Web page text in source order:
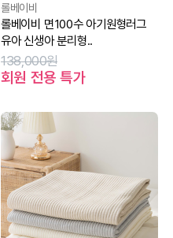
롤베이비
롤베이비 면100수 아기원형러그
유아 신생아 분리형..
138,000원
회원 전용 특가